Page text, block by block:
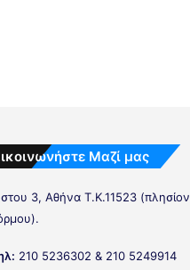
Μαζί μας
3, Αθήνα Τ.Κ.11523 (πλησίον
210 5236302 & 210 5249914